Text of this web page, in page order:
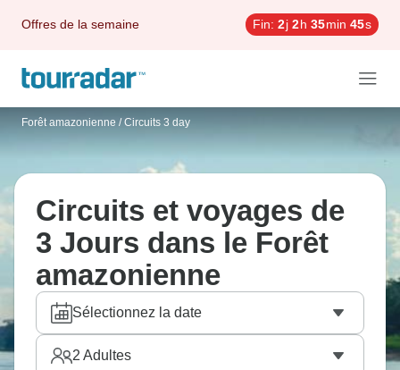
Offres de la semaine Fin: 2j 2h 35min 44s
Forêt amazonienne / Circuits 3 day
Circuits et voyages de
3 Jours dans le Forêt
amazonienne
Sélectionnez la date
2 Adultes